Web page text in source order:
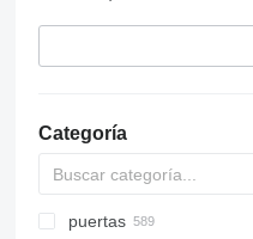
Categoría
puertas